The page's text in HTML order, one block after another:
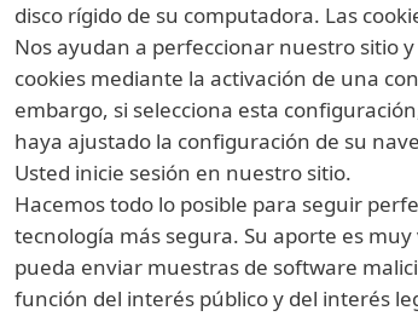
disco rígido de su computadora. Las
Nos ayudan a perfeccionar nuestro sitio
cookies mediante la activación de una
embargo, si selecciona esta
haya ajustado la configuración de su
Usted inicie sesión en nuestro sitio.
Hacemos todo lo posible para seguir
tecnología más segura. Su aporte es
pueda enviar muestras de software
función del interés público y del interés